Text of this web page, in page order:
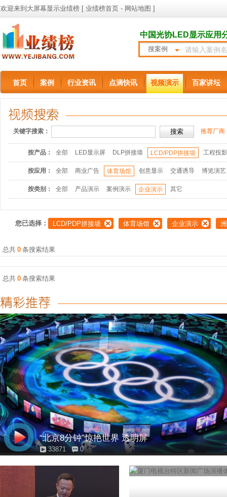
欢迎来到大屏幕显示业绩榜 [ 业绩榜首页 - 网站地图 ]
中国光协LED显示应用
搜案例
首页 案例 行业资讯 点滴快讯 视频演示 百家讲坛
关键字搜索： 推荐厂商
按产品： 全部 LED显示屏 DLP拼接墙 LCD/PDP拼接墙 工程投
按应用： 全部 商业广告 体育场馆 创意显示 交通诱导 博览演艺
按类别： 全部 产品演示 案例演示 企业演示 其它
您已选择： LCD/PDP拼接墙 体育场馆 企业演示
总共 0 条搜索结果
总共 0 条搜索结果
“北京8分钟”惊艳世界 透明屏
33871 0